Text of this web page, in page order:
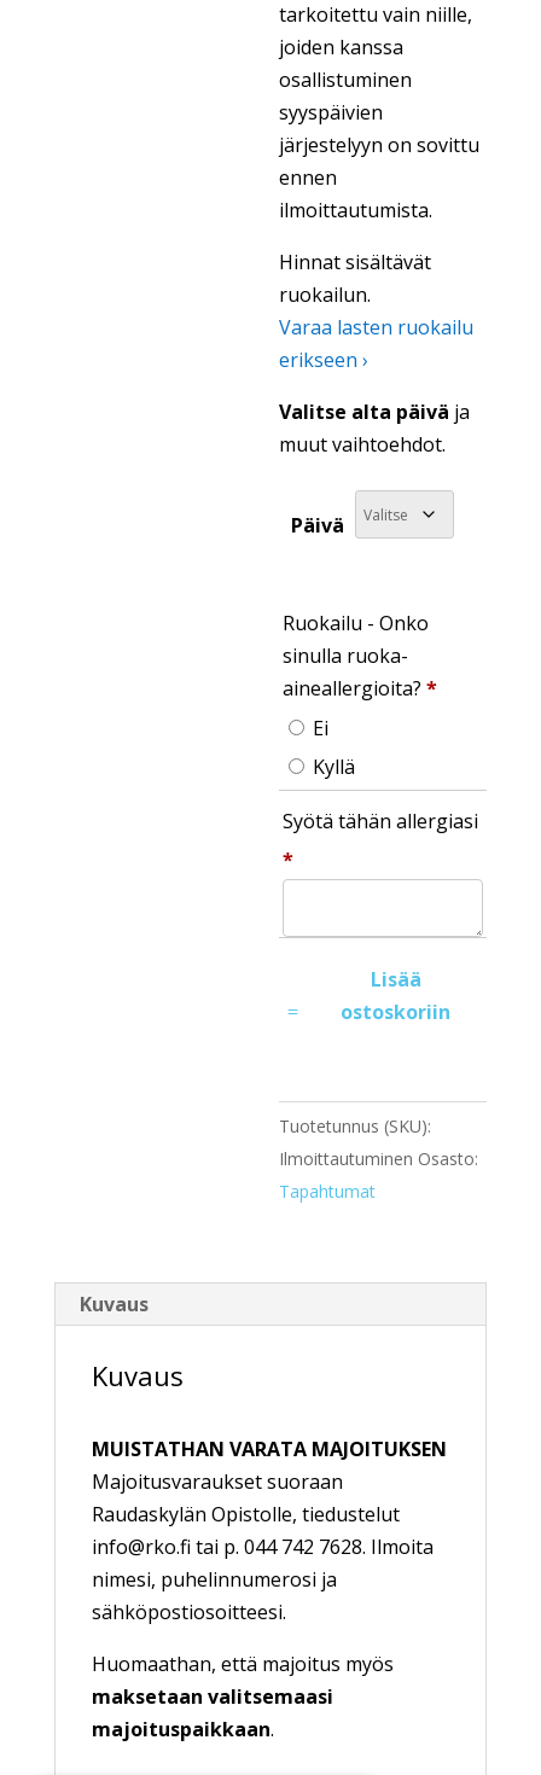
tarkoitettu vain niille,
joiden kanssa
osallistuminen
syyspäivien
järjestelyyn on sovittu
ennen
ilmoittautumista.
Hinnat sisältävät
ruokailun.
Varaa lasten ruokailu
erikseen ›
Valitse alta päivä ja
muut vaihtoehdot.
Päivä
Ruokailu - Onko
sinulla ruoka-
aineallergioita?*
Ei
Kyllä
Syötä tähän allergiasi
*
Ilmoittautuminen
syyspäivät
Lisää
ostoskoriin
Tuotetunnus (SKU):
Ilmoittautuminen Osasto:
Tapahtumat
Kuvaus
Kuvaus
MUISTATHAN VARATA MAJOITUKSEN
Majoitusvaraukset suoraan
Raudaskylän Opistolle, tiedustelut
info@rko.fi tai p. 044 742 7628. Ilmoita
nimesi, puhelinnumerosi ja
sähköpostiosoitteesi.
Huomaathan, että majoitus myös
maksetaan valitsemaasi
majoituspaikkaan.